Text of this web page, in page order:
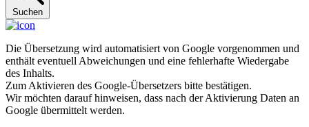
Suchen
Die Übersetzung wird automatisiert von Google vorgenommen und
enthält eventuell Abweichungen und eine fehlerhafte Wiedergabe
des Inhalts.
Zum Aktivieren des Google-Übersetzers bitte bestätigen.
Wir möchten darauf hinweisen, dass nach der Aktivierung Daten an
Google übermittelt werden.